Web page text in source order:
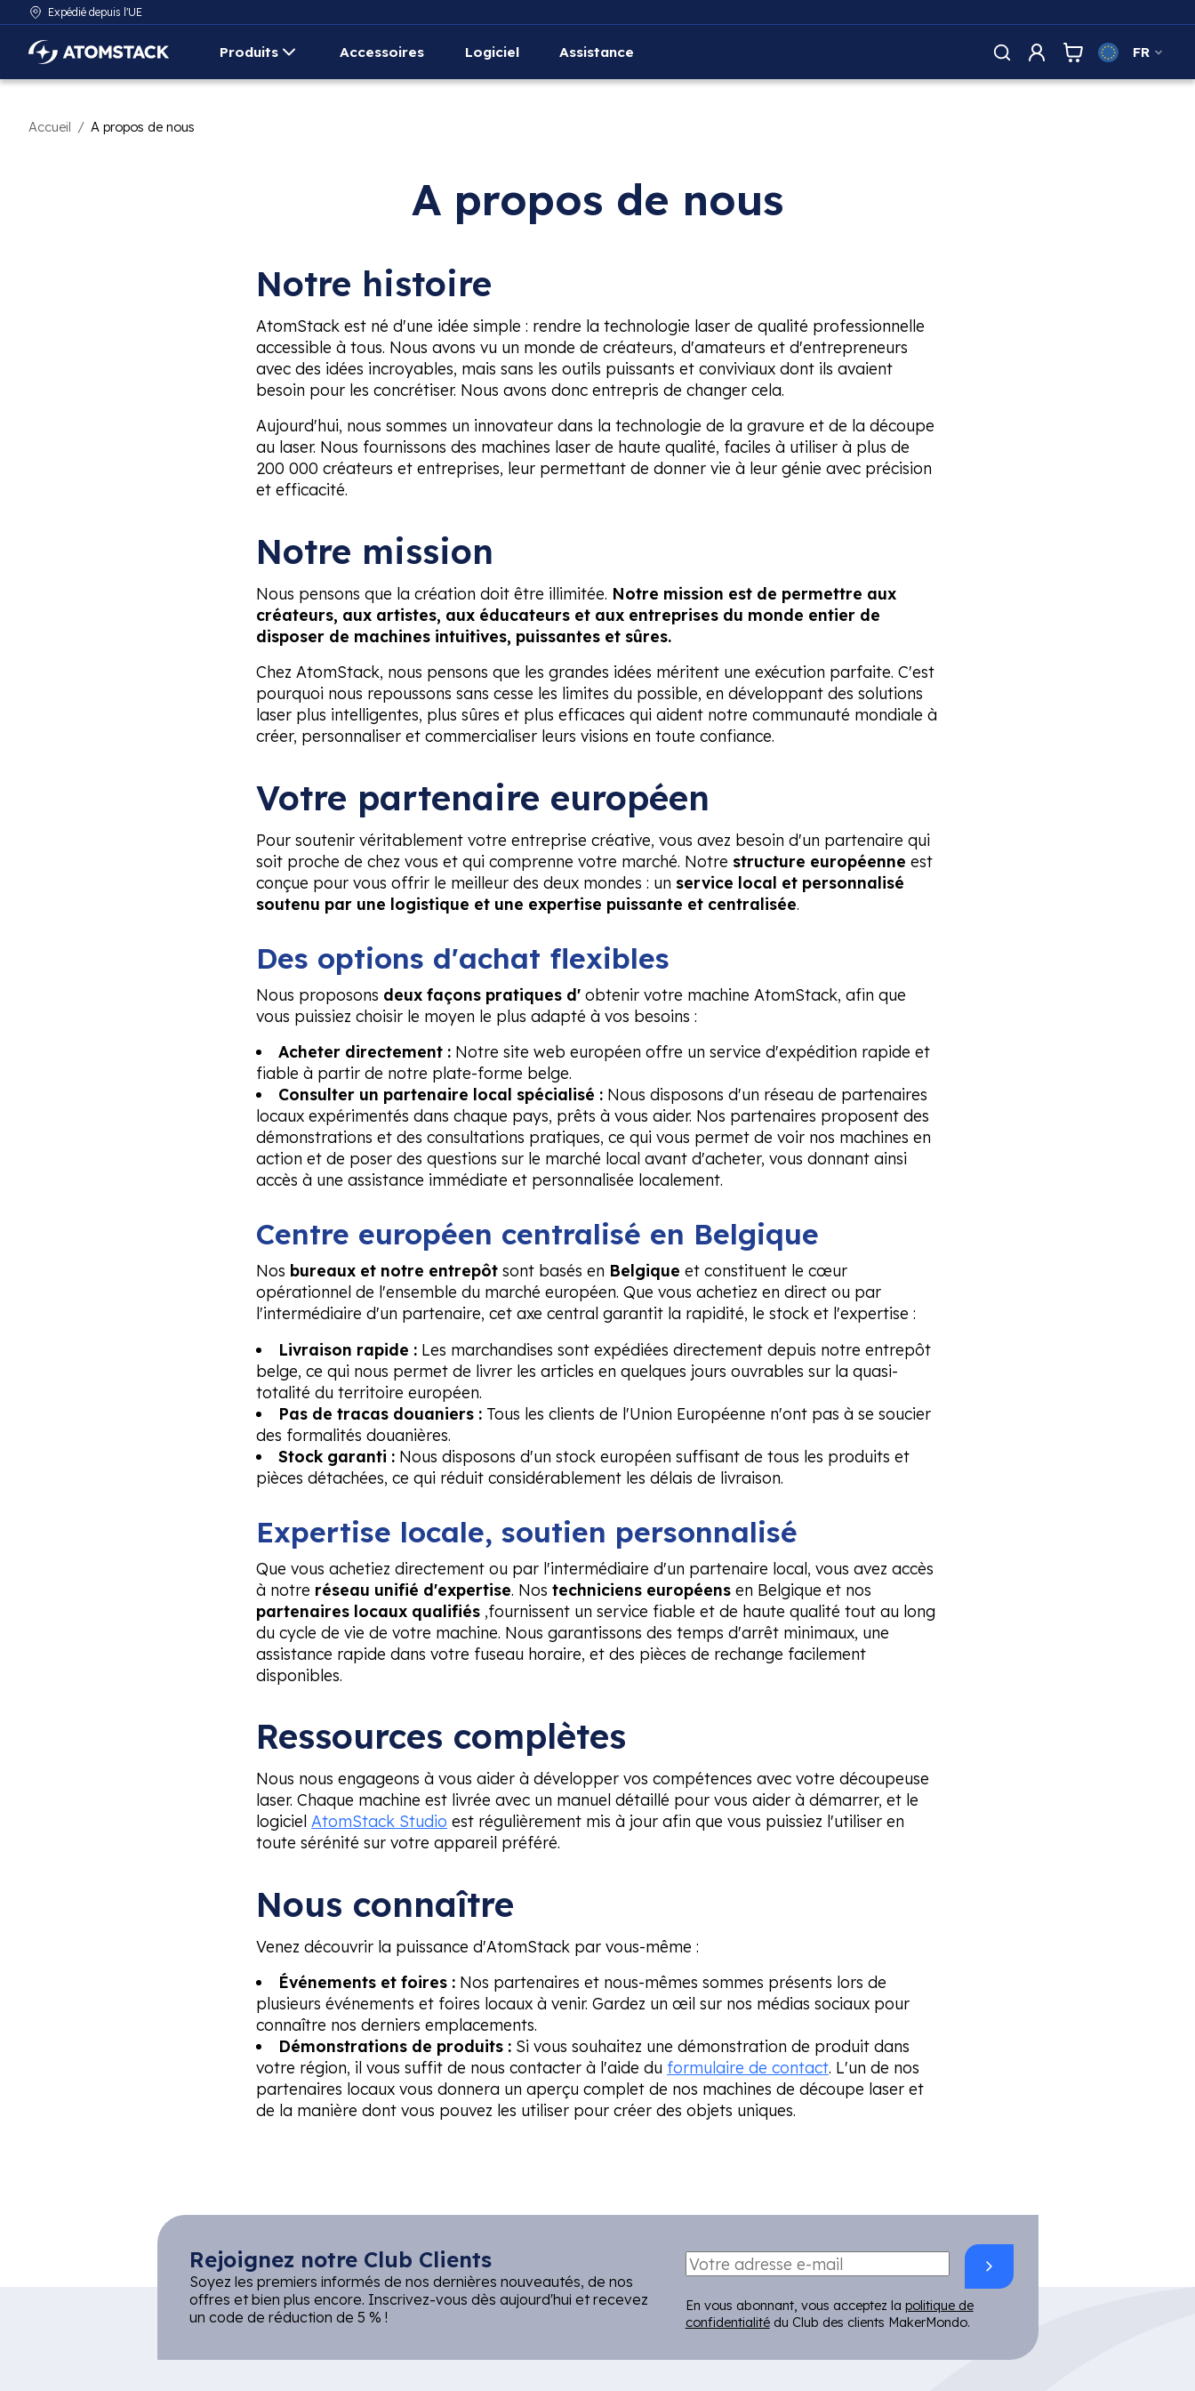
Expédié depuis l'UE
AtomStack Europe Produits Accessoires Logiciel Assistance FR
Accueil / A propos de nous
A propos de nous
Notre histoire
AtomStack est né d'une idée simple : rendre la technologie laser de qualité professionnelle
accessible à tous. Nous avons vu un monde de créateurs, d'amateurs et d'entrepreneurs
avec des idées incroyables, mais sans les outils puissants et conviviaux dont ils avaient
besoin pour les concrétiser. Nous avons donc entrepris de changer cela.
Aujourd'hui, nous sommes un innovateur dans la technologie de la gravure et de la découpe
au laser. Nous fournissons des machines laser de haute qualité, faciles à utiliser à plus de
200 000 créateurs et entreprises, leur permettant de donner vie à leur génie avec précision
et efficacité.
Notre mission
Nous pensons que la création doit être illimitée. Notre mission est de permettre aux
créateurs, aux artistes, aux éducateurs et aux entreprises du monde entier de
disposer de machines intuitives, puissantes et sûres.
Chez AtomStack, nous pensons que les grandes idées méritent une exécution parfaite. C'est
pourquoi nous repoussons sans cesse les limites du possible, en développant des solutions
laser plus intelligentes, plus sûres et plus efficaces qui aident notre communauté mondiale à
créer, personnaliser et commercialiser leurs visions en toute confiance.
Votre partenaire européen
Pour soutenir véritablement votre entreprise créative, vous avez besoin d'un partenaire qui
soit proche de chez vous et qui comprenne votre marché. Notre structure européenne est
conçue pour vous offrir le meilleur des deux mondes : un service local et personnalisé
soutenu par une logistique et une expertise puissante et centralisée.
Des options d'achat flexibles
Nous proposons deux façons pratiques d' obtenir votre machine AtomStack, afin que
vous puissiez choisir le moyen le plus adapté à vos besoins :
Acheter directement :Notre site web européen offre un service d'expédition rapide et
fiable à partir de notre plate-forme belge.
Consulter un partenaire local spécialisé :Nous disposons d'un réseau de partenaires
locaux expérimentés dans chaque pays, prêts à vous aider. Nos partenaires proposent des
démonstrations et des consultations pratiques, ce qui vous permet de voir nos machines en
action et de poser des questions sur le marché local avant d'acheter, vous donnant ainsi
accès à une assistance immédiate et personnalisée localement.
Centre européen centralisé en Belgique
Nos bureaux et notre entrepôt sont basés en Belgique et constituent le cœur
opérationnel de l'ensemble du marché européen. Que vous achetiez en direct ou par
l'intermédiaire d'un partenaire, cet axe central garantit la rapidité, le stock et l'expertise :
Livraison rapide :Les marchandises sont expédiées directement depuis notre entrepôt
belge, ce qui nous permet de livrer les articles en quelques jours ouvrables sur la quasi-
totalité du territoire européen.
Pas de tracas douaniers :Tous les clients de l'Union Européenne n'ont pas à se soucier
des formalités douanières.
Stock garanti :Nous disposons d'un stock européen suffisant de tous les produits et
pièces détachées, ce qui réduit considérablement les délais de livraison.
Expertise locale, soutien personnalisé
Que vous achetiez directement ou par l'intermédiaire d'un partenaire local, vous avez accès
à notre réseau unifié d'expertise. Nos techniciens européens en Belgique et nos
partenaires locaux qualifiés ,fournissent un service fiable et de haute qualité tout au long
du cycle de vie de votre machine. Nous garantissons des temps d'arrêt minimaux, une
assistance rapide dans votre fuseau horaire, et des pièces de rechange facilement
disponibles.
Ressources complètes
Nous nous engageons à vous aider à développer vos compétences avec votre découpeuse
laser. Chaque machine est livrée avec un manuel détaillé pour vous aider à démarrer, et le
logiciel AtomStack Studio est régulièrement mis à jour afin que vous puissiez l'utiliser en
toute sérénité sur votre appareil préféré.
Nous connaître
Venez découvrir la puissance d'AtomStack par vous-même :
Événements et foires :Nos partenaires et nous-mêmes sommes présents lors de
plusieurs événements et foires locaux à venir. Gardez un œil sur nos médias sociaux pour
connaître nos derniers emplacements.
Démonstrations de produits :Si vous souhaitez une démonstration de produit dans
votre région, il vous suffit de nous contacter à l'aide du formulaire de contact. L'un de nos
partenaires locaux vous donnera un aperçu complet de nos machines de découpe laser et
de la manière dont vous pouvez les utiliser pour créer des objets uniques.
Rejoignez notre Club Clients
Soyez les premiers informés de nos dernières nouveautés, de nos
offres et bien plus encore. Inscrivez-vous dès aujourd'hui et recevez
un code de réduction de 5 % !
En vous abonnant, vous acceptez la politique de
confidentialitédu Club des clients MakerMondo.